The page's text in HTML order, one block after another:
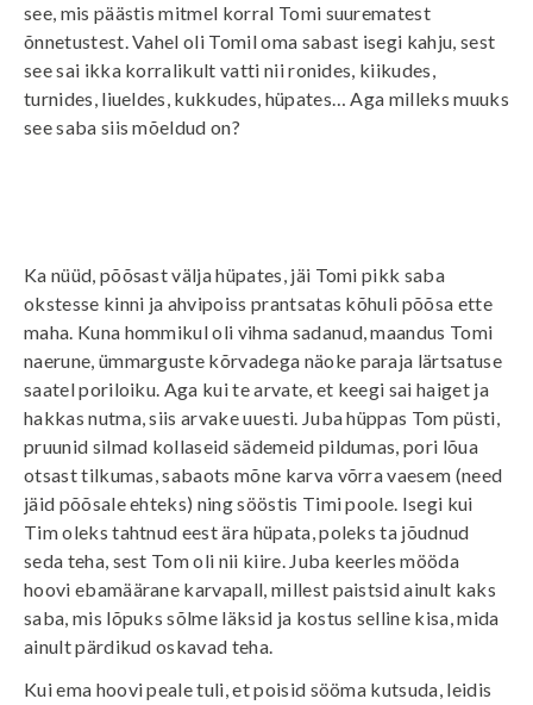
see, mis päästis mitmel korral Tomi suurematest
õnnetustest. Vahel oli Tomil oma sabast isegi kahju, sest
see sai ikka korralikult vatti nii ronides, kiikudes,
turnides, liueldes, kukkudes, hüpates… Aga milleks muuks
see saba siis mõeldud on?
Ka nüüd, põõsast välja hüpates, jäi Tomi pikk saba
okstesse kinni ja ahvipoiss prantsatas kõhuli põõsa ette
maha. Kuna hommikul oli vihma sadanud, maandus Tomi
naerune, ümmarguste kõrvadega näoke paraja lärtsatuse
saatel poriloiku. Aga kui te arvate, et keegi sai haiget ja
hakkas nutma, siis arvake uuesti. Juba hüppas Tom püsti,
pruunid silmad kollaseid sädemeid pildumas, pori lõua
otsast tilkumas, sabaots mõne karva võrra vaesem (need
jäid põõsale ehteks) ning sööstis Timi poole. Isegi kui
Tim oleks tahtnud eest ära hüpata, poleks ta jõudnud
seda teha, sest Tom oli nii kiire. Juba keerles mööda
hoovi ebamäärane karvapall, millest paistsid ainult kaks
saba, mis lõpuks sõlme läksid ja kostus selline kisa, mida
ainult pärdikud oskavad teha.
Kui ema hoovi peale tuli, et poisid sööma kutsuda, leidis